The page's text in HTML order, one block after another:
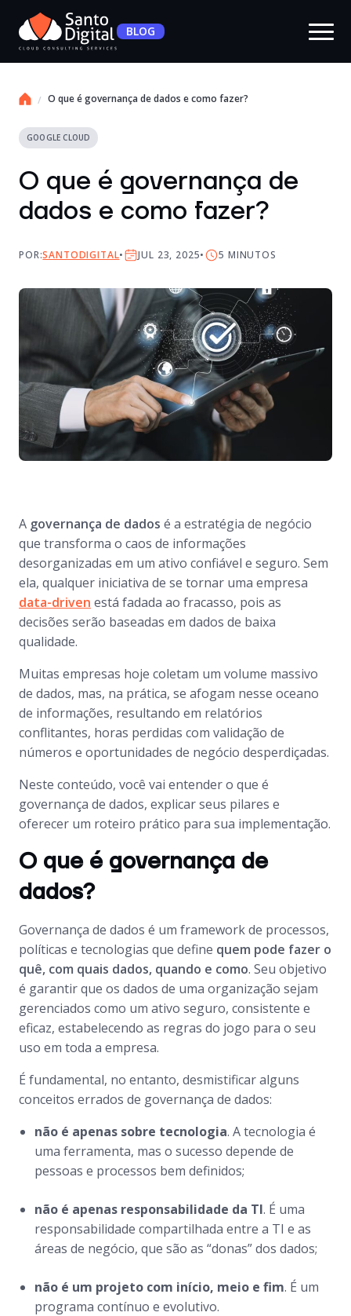
BLOG
O que é governança de dados e como fazer?
GOOGLE CLOUD
O que é governança de
dados e como fazer?
POR:SANTODIGITAL JUL 23, 2025 5 MINUTOS
A governança de dados é a estratégia de negócio
que transforma o caos de informações
desorganizadas em um ativo confiável e seguro. Sem
ela, qualquer iniciativa de se tornar uma empresa
data-driven está fadada ao fracasso, pois as
decisões serão baseadas em dados de baixa
qualidade.
Muitas empresas hoje coletam um volume massivo
de dados, mas, na prática, se afogam nesse oceano
de informações, resultando em relatórios
conflitantes, horas perdidas com validação de
números e oportunidades de negócio desperdiçadas.
Neste conteúdo, você vai entender o que é
governança de dados, explicar seus pilares e
oferecer um roteiro prático para sua implementação.
O que é governança de
dados?
Governança de dados é um framework de processos,
políticas e tecnologias que define quem pode fazer o
quê, com quais dados, quando e como. Seu objetivo
é garantir que os dados de uma organização sejam
gerenciados como um ativo seguro, consistente e
eficaz, estabelecendo as regras do jogo para o seu
uso em toda a empresa.
É fundamental, no entanto, desmistificar alguns
conceitos errados de governança de dados:
não é apenas sobre tecnologia. A tecnologia é
uma ferramenta, mas o sucesso depende de
pessoas e processos bem definidos;
não é apenas responsabilidade da TI. É uma
responsabilidade compartilhada entre a TI e as
áreas de negócio, que são as “donas” dos dados;
não é um projeto com início, meio e fim. É um
programa contínuo e evolutivo.